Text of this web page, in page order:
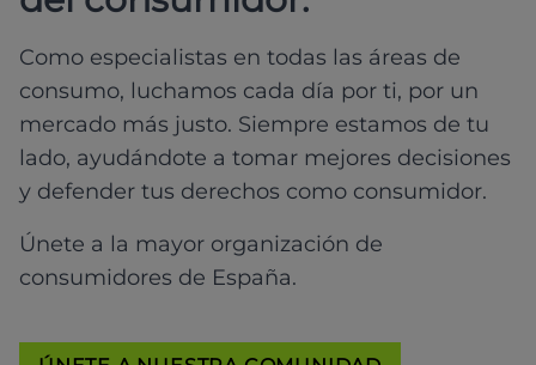
Como especialistas en todas las áreas de
consumo, luchamos cada día por ti, por un
mercado más justo. Siempre estamos de tu
lado, ayudándote a tomar mejores decisiones
y defender tus derechos como consumidor.
Únete a la mayor organización de
consumidores de España.